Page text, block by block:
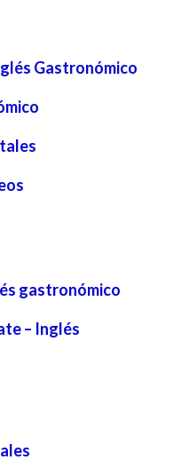
Gastronómico
gastronómico
– Inglés